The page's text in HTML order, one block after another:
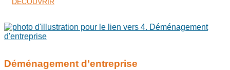
Déménagement d’entreprise